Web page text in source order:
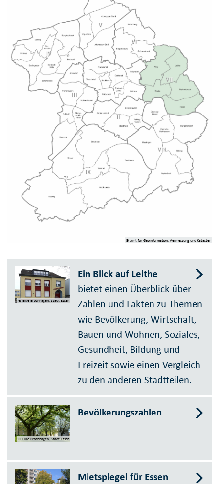
© Amt für Geoinformation, Vermessung und Kataster
© Elke Brochhagen, Stadt Essen
Ein Blick auf Leithe
bietet einen Überblick über
Zahlen und Fakten zu Themen
wie Bevölkerung, Wirtschaft,
Bauen und Wohnen, Soziales,
Gesundheit, Bildung und
Freizeit sowie einen Vergleich
zu den anderen Stadtteilen.
© Elke Brochhagen, Stadt Essen
Bevölkerungszahlen
Mietspiegel für Essen